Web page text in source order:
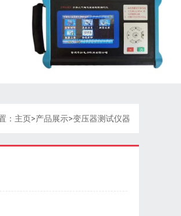
： 主页>产品展示>变压器测试仪器